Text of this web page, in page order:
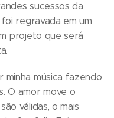
sucessos da
regravada em um
projeto que será
minha música fazendo
O amor move o
válidas, o mais